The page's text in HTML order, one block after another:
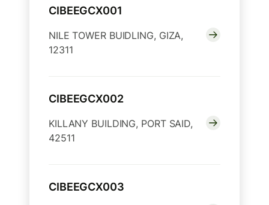
CIBEEGCX001
NILE TOWER BUIDLING, GIZA,
12311
CIBEEGCX002
KILLANY BUILDING, PORT SAID,
42511
CIBEEGCX003